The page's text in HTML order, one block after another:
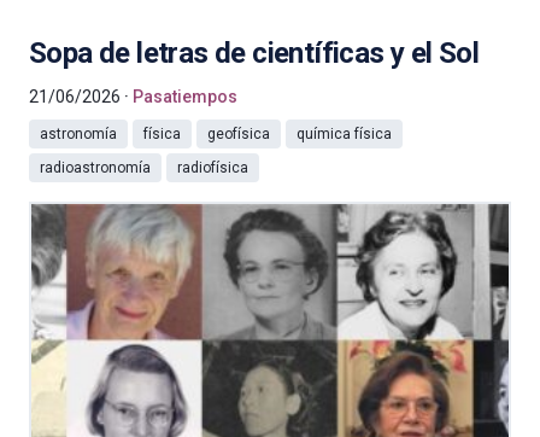
Sopa de letras de científicas y el Sol
21/06/2026 Pasatiempos
astronomía física geofísica
química física
radioastronomía
radiofísica